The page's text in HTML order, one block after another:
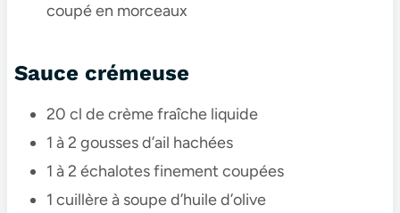
coupé en morceaux
Sauce crémeuse
20 cl de crème fraîche liquide
1 à 2 gousses d’ail hachées
1 à 2 échalotes finement coupées
1 cuillère à soupe d’huile d’olive